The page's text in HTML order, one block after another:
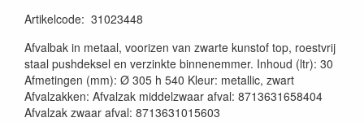
Artikelcode: 31023448
Afvalbak in metaal, voorizen van zwarte kunstof top, roestvrij
staal pushdeksel en verzinkte binnenemmer. Inhoud (ltr): 30
Afmetingen (mm): Ø 305 h 540 Kleur: metallic, zwart
Afvalzakken: Afvalzak middelzwaar afval: 8713631658404
Afvalzak zwaar afval: 8713631015603